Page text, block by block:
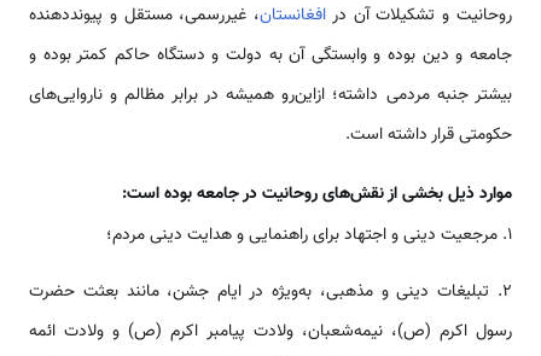
روحانیت و تشکیلات آن در افغانستان، غیررسمی، مستقل و پیونددهنده
جامعه و دین بوده و وابستگی آن به دولت و دستگاه حاکم کمتر بوده و
بیشتر جنبه مردمی داشته؛ ازاین‌رو همیشه در برابر مظالم و ناروایی‌های
حکومتی قرار داشته است.
موارد ذیل بخشی از نقش‌های روحانیت در جامعه بوده است:
1. مرجعیت دینی و اجتهاد برای راهنمایی و هدایت دینی مردم؛
۲. تبلیغات دینی و مذهبی، به‌ویژه در ایام جشن، مانند بعثت حضرت
رسول اکرم (ص)، نیمه‌شعبان، ولادت پیامبر اکرم (ص) و ولادت ائمه